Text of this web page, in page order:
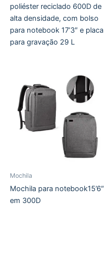
poliéster reciclado 600D de
alta densidade, com bolso
para notebook 17’3″ e placa
para gravação 29 L
Mochila
Mochila para notebook15’6″
em 300D